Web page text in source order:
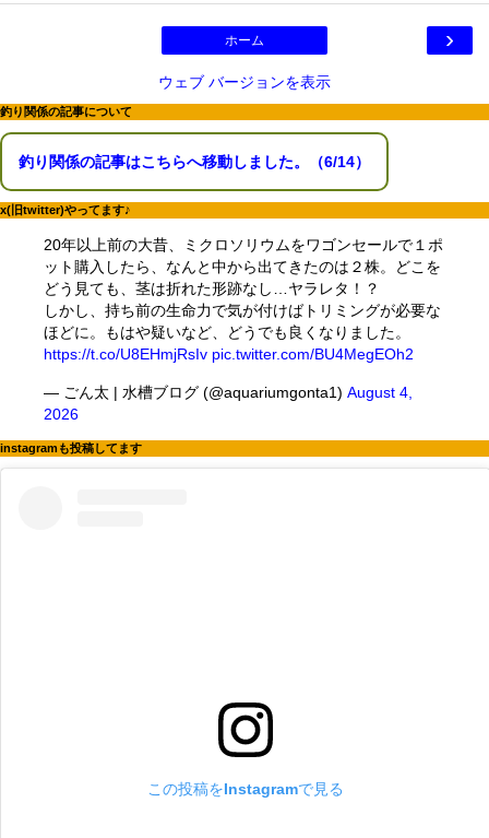
素手でコリドラスを追いかけまわした結果、激痛・悶絶そして反省
コリドラスを飼育するなら水槽に敷いておきたい田砂の話 （4/15）
›
ホーム
ウェブ バージョンを表示
釣り関係の記事について
釣り関係の記事はこちらへ移動しました。（6/14）
x(旧twitter)やってます♪
20年以上前の大昔、ミクロソリウムをワゴンセールで１ポ
ット購入したら、なんと中から出てきたのは２株。どこを
どう見ても、茎は折れた形跡なし…ヤラレタ！？
しかし、持ち前の生命力で気が付けばトリミングが必要な
ほどに。もはや疑いなど、どうでも良くなりました。
https://t.co/U8EHmjRsIv pic.twitter.com/BU4MegEOh2
— ごん太 | 水槽ブログ (@aquariumgonta1) August 4,
2026
instagramも投稿してます
この投稿をInstagramで見る